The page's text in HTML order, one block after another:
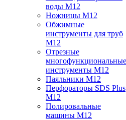
воды M12
Ножницы M12
Обжимные
инструменты для труб
M12
Отрезные
многофункциональные
инструменты M12
Паяльники M12
Перфораторы SDS Plus
M12
Полировальные
машины M12